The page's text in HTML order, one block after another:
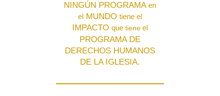
NINGÚN PROGRAMAen
el MUNDO tiene el
IMPACTO que tiene el
PROGRAMA DE
DERECHOS HUMANOS
DE LA IGLESIA.